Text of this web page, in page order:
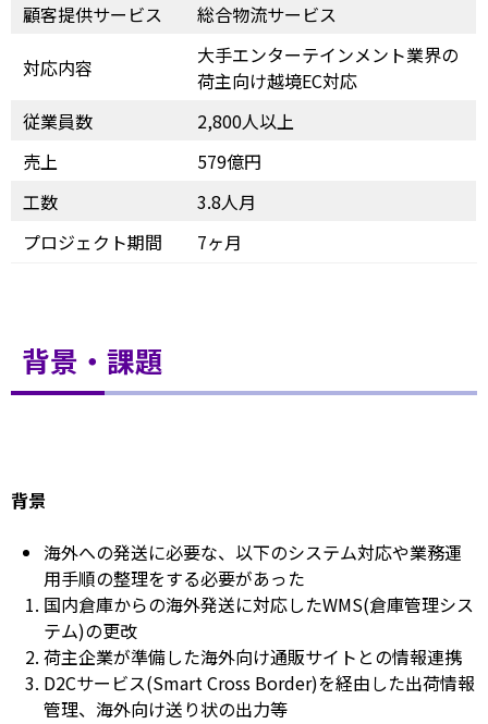
顧客提供サービス 総合物流サービス
対応内容
大手エンターテインメント業界の
荷主向け越境EC対応
従業員数
2,800人以上
売上
579億円
工数
3.8人月
プロジェクト期間
7ヶ月
背景・課題
背景
海外への発送に必要な、以下のシステム対応や業務運
用手順の整理をする必要があった
国内倉庫からの海外発送に対応したWMS(倉庫管理シス
テム)の更改
荷主企業が準備した海外向け通販サイトとの情報連携
D2Cサービス(Smart Cross Border)を経由した出荷情報
管理、海外向け送り状の出力等